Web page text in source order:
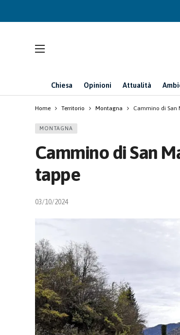
Chiesa Opinioni Attualità
Home Territorio Montagna Cammino di San
MONTAGNA
Cammino di San
tappe
03/10/2024